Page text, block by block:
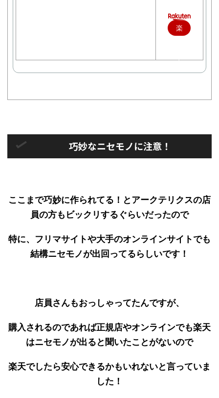
楽
で
購
巧妙なニセモノに注意！
ここまで巧妙に作られてる！とアークテリクスの店
員の方もビックリするぐらいだったので
特に、フリマサイトや大手のオンラインサイトでも
結構ニセモノが出回ってるらしいです！
店員さんもおっしゃってたんですが、
購入されるのであれば正規店やオンラインでも楽天
はニセモノが出ると聞いたことがないので
楽天でしたら安心できるかもいれないと言っていま
した！